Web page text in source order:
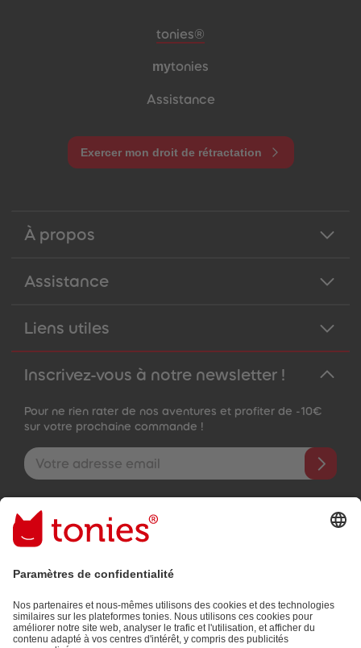
Pied de page de méta-navigation
tonies®
mytonies
Assistance
Exercer mon droit de rétractation
À propos
Assistance
Liens utiles
Inscrivez-vous à notre newsletter !
Pour ne rien rater de nos aventures et profiter de -10€
sur votre prochaine commande !
Adresse e-mail
grâce aux informations que vous nous avez fournies (par ex.
données de votre compte) et aux données d'utilisation partagées
à des fins publicitaires (par ex. temps d'écoute). Révocable à tout
Les moyens de paiement :